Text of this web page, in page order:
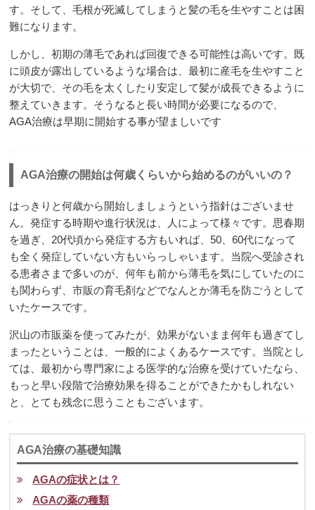
す。そして、毛根が死滅してしまうと髪の毛を生やすことは困
難になります。
しかし、初期の薄毛であれば回復できる可能性は高いです。既
に頭皮が露出しているような場合は、最初に産毛を生やすこと
が大切で、その毛を太くしたり安定して髪が成長できるように
整えていきます。そうなると長い時間が必要になるので、
AGA治療は早期に開始する事が望ましいです
AGA治療の開始は何歳くらいから始めるのがいいの？
はっきりと何歳から開始しましょうという指針はございませ
ん。発症する時期や進行状況は、人によって様々です。思春期
を過ぎ、20代頃から発症する方もいれば、50、60代になって
も全く発症していない方もいらっしゃいます。当院へ受診され
る患者さまで多いのが、何年も前から薄毛を気にしていたのに
も関わらず、市販の育毛剤などでなんとか薄毛を防ごうとして
いたケースです。
沢山の市販薬を使ってみたが、効果がないまま何年も過ぎてし
まったということは、一般的によくあるケースです。当院とし
ては、最初から専門家による医学的な治療を受けていたなら、
もっと早い段階で治療効果を得ることができたかもしれない
と、とても残念に思うこともございます。
AGA治療の基礎知識
AGAの症状とは？
AGAの薬の種類